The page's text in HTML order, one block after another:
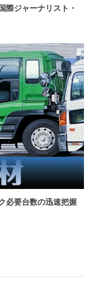
際ジャーナリスト・
必要台数の迅速把握